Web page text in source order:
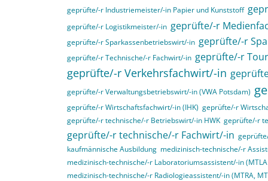
geprüfte/-r Industriemeister/-in Papier und Kunststoff
geprüfte/-r Logistikmeister/-in geprüfte/-r
geprüfte/-r Sparkassenbetriebswirt/-in geprüfte/-r
geprüfte/-r Technische/-r Fachwirt/-in geprüfte/-r
geprüfte/-r Verkehrsfachwirt/-in
geprüfte/-r Verwaltungsbetriebswirt/-in (VWA Potsdam)
geprüfte/-r Wirtschaftsfachwirt/-in (IHK) geprüfte/-r
geprüfte/-r technische/-r Betriebswirt/-in HWK geprüfte/-r
geprüfte/-r technische/-r Fachwirt/-in
kaufmännische Ausbildung medizinisch-technische/-r
medizinisch-technische/-r Laboratoriumsassistent/-in
medizinisch-technische/-r Radiologieassistent/-in (MTRA,